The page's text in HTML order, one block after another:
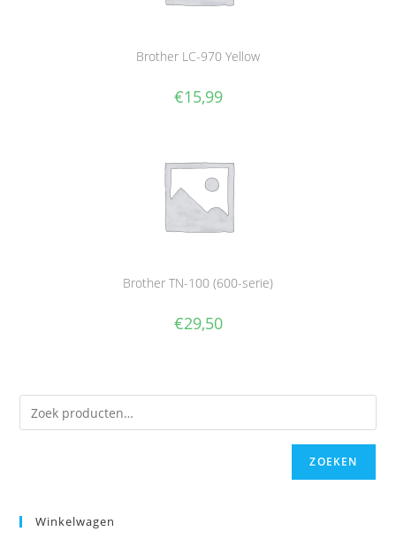
Brother LC-970 Yellow
€15,99
Brother TN-100 (600-serie)
€29,50
ZOEKEN
Winkelwagen